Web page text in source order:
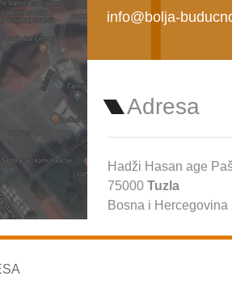
info@bolja-
Adresa
Hadži Hasan age
75000 Tuzla
Bosna i Hercegovina